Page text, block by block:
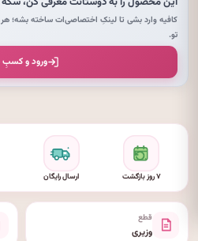
کافیه وارد بشی تا لینکِ اختصاصی‌ات ساخته بشه؛
تو.
ورود و
۷ روز بازگشت ارسال رایگان
قطع
وزیری